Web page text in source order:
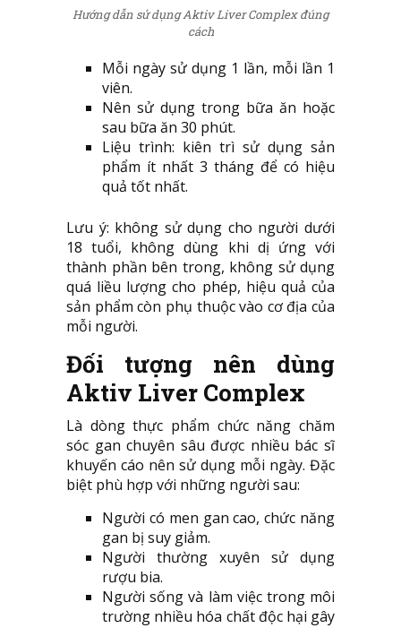
Hướng dẫn sử dụng Aktiv Liver Complex đúng
cách
Mỗi ngày sử dụng 1 lần, mỗi lần 1
viên.
Nên sử dụng trong bữa ăn hoặc
sau bữa ăn 30 phút.
Liệu trình: kiên trì sử dụng sản
phẩm ít nhất 3 tháng để có hiệu
quả tốt nhất.
Lưu ý: không sử dụng cho người dưới
18 tuổi, không dùng khi dị ứng với
thành phần bên trong, không sử dụng
quá liều lượng cho phép, hiệu quả của
sản phẩm còn phụ thuộc vào cơ địa của
mỗi người.
Đối tượng nên dùng
Aktiv Liver Complex
Là dòng thực phẩm chức năng chăm
sóc gan chuyên sâu được nhiều bác sĩ
khuyến cáo nên sử dụng mỗi ngày. Đặc
biệt phù hợp với những người sau:
Người có men gan cao, chức năng
gan bị suy giảm.
Người thường xuyên sử dụng
rượu bia.
Người sống và làm việc trong môi
trường nhiều hóa chất độc hại gây